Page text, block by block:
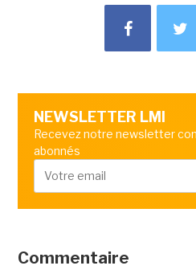
NEWSLETTER LMI
Recevez notre newsletter
abonnés
Commentaire